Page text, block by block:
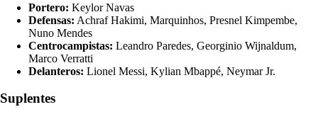
Portero: Keylor Navas
Defensas: Achraf Hakimi, Marquinhos, Presnel Kimpembe,
Nuno Mendes
Centrocampistas: Leandro Paredes, Georginio Wijnaldum,
Marco Verratti
Delanteros: Lionel Messi, Kylian Mbappé, Neymar Jr.
Suplentes